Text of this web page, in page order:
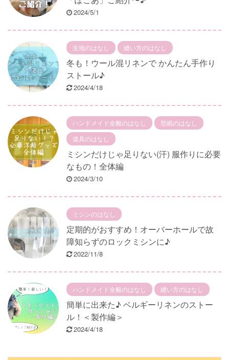
2024/5/1
生地のはなし 縫い方のはなし
冬も！ウール混リネンで かんたん手作り
ストール♪
2024/4/18
ハンドメイド全般のはなし
型紙のはなし
道具のはなし
ミシンだけじゃ足りない(汗) 服作りに必要
なもの！全体編
2024/3/10
ミシンのはなし
定期的がおすすめ！オーバーホールで故
障知らずのロックミシンに♪
2022/11/8
ハンドメイド全般のはなし 縫い方のはなし
簡単に出来た♪ ベルギーリネンのストー
ル！＜製作編＞
2024/4/18